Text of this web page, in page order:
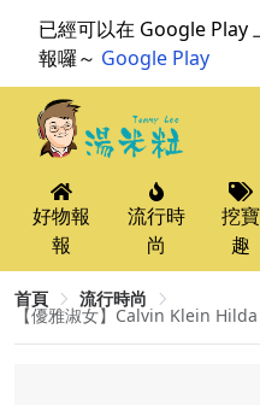
已經可以在 Google Play
報囉～ Google Play
好物報
報
流行時
尚
挖寶
趣
首頁 流行時尚
【優雅淑女】Calvin Klein